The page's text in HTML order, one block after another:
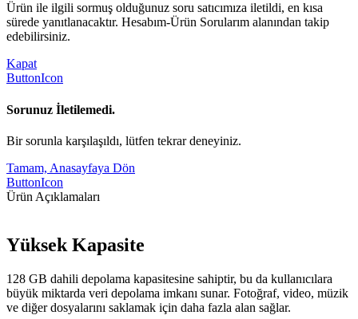
Ürün ile ilgili sormuş olduğunuz soru satıcımıza iletildi, en kısa
sürede yanıtlanacaktır. Hesabım-Ürün Sorularım alanından takip
edebilirsiniz.
Kapat
ButtonIcon
Sorunuz İletilemedi.
Bir sorunla karşılaşıldı, lütfen tekrar deneyiniz.
Tamam, Anasayfaya Dön
ButtonIcon
Ürün Açıklamaları
Yüksek Kapasite
128 GB dahili depolama kapasitesine sahiptir, bu da kullanıcılara
büyük miktarda veri depolama imkanı sunar. Fotoğraf, video, müzik
ve diğer dosyalarını saklamak için daha fazla alan sağlar.